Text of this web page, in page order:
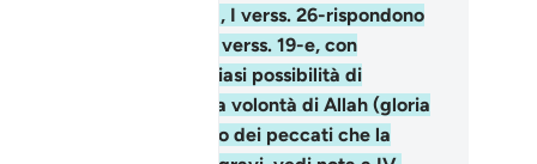
52). Vedi la nota a XVI, I verss. 26-rispondono
domanda formulata nei verss. 19-e, con
respingono qualsiasi possibilità di
al di fuori della volontà di Allah (gloria
l’Altissimo). A proposito dei peccati che la